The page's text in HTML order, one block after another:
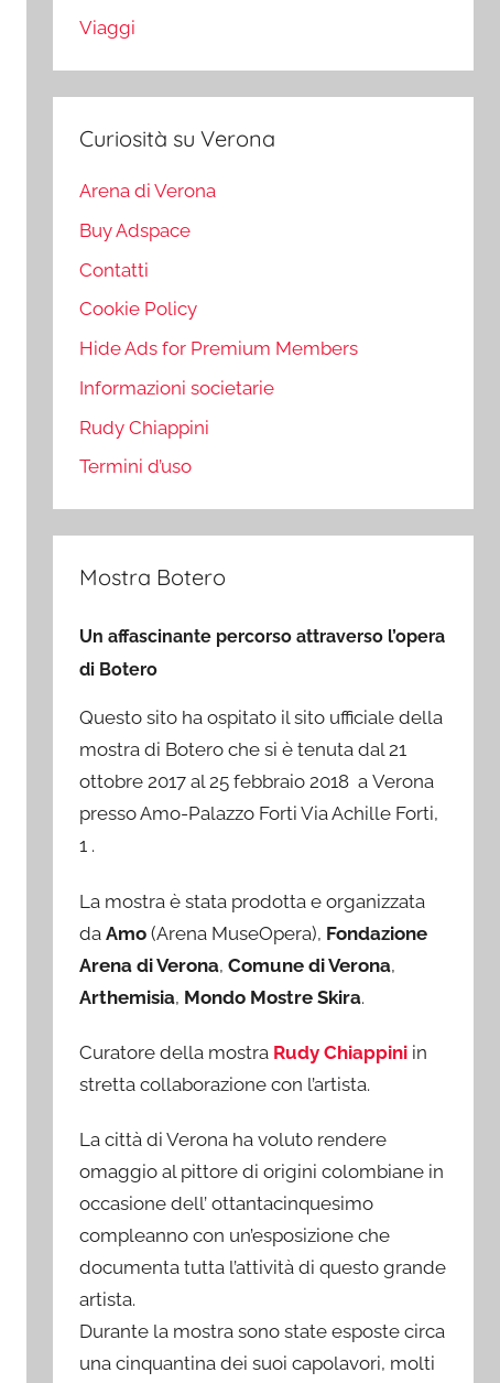
Viaggi
Curiosità su Verona
Arena di Verona
Buy Adspace
Contatti
Cookie Policy
Hide Ads for Premium Members
Informazioni societarie
Rudy Chiappini
Termini d’uso
Mostra Botero
Un affascinante percorso attraverso l’opera
di Botero
Questo sito ha ospitato il sito ufficiale della
mostra di Botero che si è tenuta dal 21
ottobre 2017 al 25 febbraio 2018 a Verona
presso Amo-Palazzo Forti Via Achille Forti,
1 .
La mostra è stata prodotta e organizzata
daAmo (Arena MuseOpera), Fondazione
Arena di Verona,Comune di Verona,
Arthemisia, Mondo Mostre Skira.
Curatore della mostra Rudy Chiappini in
stretta collaborazione con l’artista.
La città di Verona ha voluto rendere
omaggio al pittore di origini colombiane in
occasione dell’ ottantacinquesimo
compleanno con un’esposizione che
documenta tutta l’attività di questo grande
artista.
Durante la mostra sono state esposte circa
una cinquantina dei suoi capolavori, molti